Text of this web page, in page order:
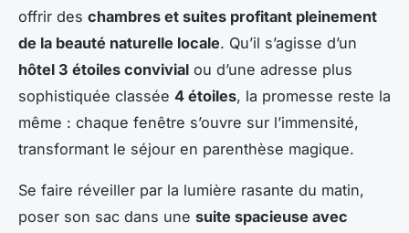
offrir des chambres et suites profitant pleinement
de la beauté naturelle locale. Qu’il s’agisse d’un
hôtel 3 étoiles convivial ou d’une adresse plus
sophistiquée classée 4 étoiles, la promesse reste la
même : chaque fenêtre s’ouvre sur l’immensité,
transformant le séjour en parenthèse magique.
Se faire réveiller par la lumière rasante du matin,
poser son sac dans une suite spacieuse avec